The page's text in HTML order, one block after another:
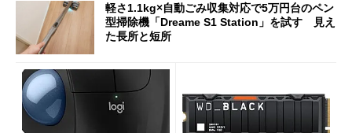
軽さ1.1kg×自動ごみ収集対応で5万円台のペン
型掃除機「Dreame S1 Station」を試す 見え
た長所と短所